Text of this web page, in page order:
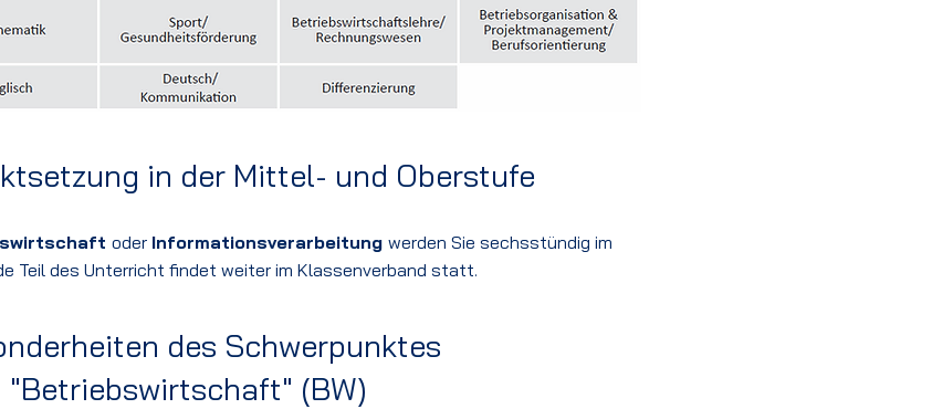
in der Mittel- und Oberstufe
oder Informationsverarbeitung werden Sie sechsstündig im
Teil des Unterricht findet weiter im Klassenverband statt.
des Schwerpunktes
"Betriebswirtschaft" (BW)